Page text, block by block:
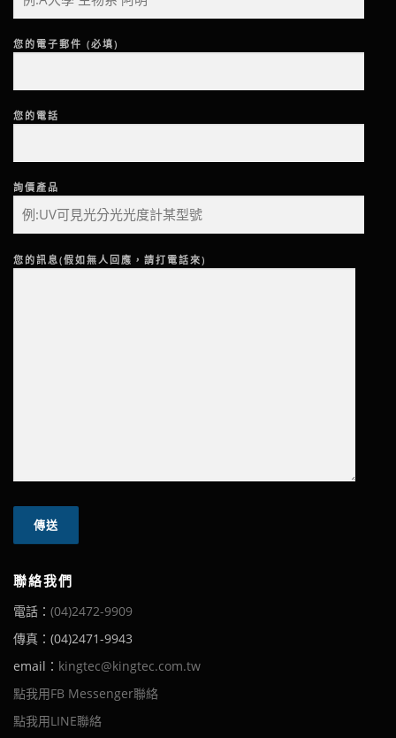
您的電子郵件 (必填)
您的電話
詢價產品
您的訊息(假如無人回應，請打電話來)
聯絡我們
電話： (04)2472-9909
傳真：(04)2471-9943
email： kingtec@kingtec.com.tw
點我用FB Messenger聯絡
點我用LINE聯絡